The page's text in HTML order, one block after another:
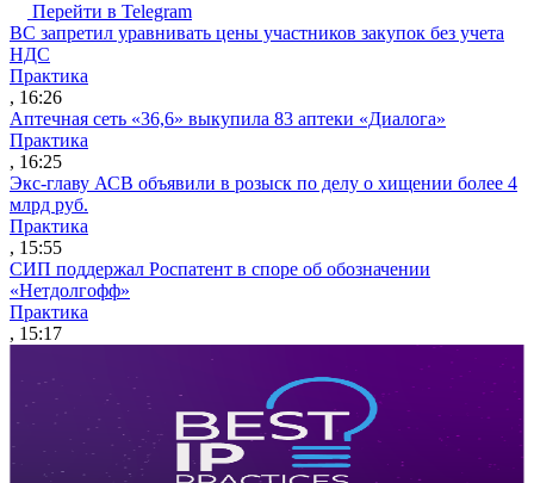
Перейти в Telegram
ВС запретил уравнивать цены участников закупок без учета
НДС
Практика
, 16:26
Аптечная сеть «36,6» выкупила 83 аптеки «Диалога»
Практика
, 16:25
Экс-главу АСВ объявили в розыск по делу о хищении более 4
млрд руб.
Практика
, 15:55
СИП поддержал Роспатент в споре об обозначении
«Нетдолгофф»
Практика
, 15:17